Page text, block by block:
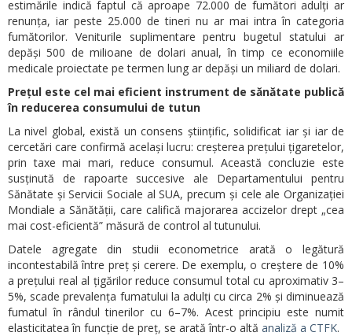
estimările indică faptul că aproape 72.000 de fumători adulți ar
renunța, iar peste 25.000 de tineri nu ar mai intra în categoria
fumătorilor. Veniturile suplimentare pentru bugetul statului ar
depăși 500 de milioane de dolari anual, în timp ce economiile
medicale proiectate pe termen lung ar depăși un miliard de dolari.
Prețul este cel mai eficient instrument de sănătate publică
în reducerea consumului de tutun
La nivel global, există un consens științific, solidificat iar și iar de
cercetări care confirmă același lucru: creșterea prețului țigaretelor,
prin taxe mai mari, reduce consumul. Această concluzie este
susținută de rapoarte succesive ale Departamentului pentru
Sănătate și Servicii Sociale al SUA, precum și cele ale Organizației
Mondiale a Sănătății, care califică majorarea accizelor drept „cea
mai cost-eficientă” măsură de control al tutunului.
Datele agregate din studii econometrice arată o legătură
incontestabilă între preț și cerere. De exemplu, o creștere de 10%
a prețului real al țigărilor reduce consumul total cu aproximativ 3–
5%, scade prevalența fumatului la adulți cu circa 2% și diminuează
fumatul în rândul tinerilor cu 6–7%. Acest principiu este numit
elasticitatea în funcție de preț, se arată într-o altă analiză a CTFK.